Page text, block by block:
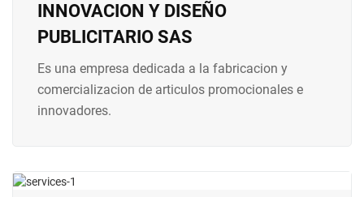
INNOVACION Y DISEÑO
PUBLICITARIO SAS
Es una empresa dedicada a la fabricacion y
comercializacion de articulos promocionales e
innovadores.